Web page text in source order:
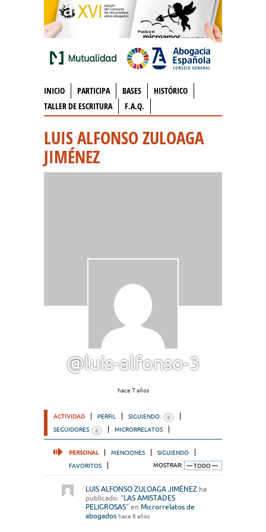
INICIO PARTICIPA BASES
HISTÓRICO
TALLER DE ESCRITURA
F.A.Q.
LUIS ALFONSO ZULOAGA
JIMÉNEZ
@luis-alfonso-3
hace 7 años
ACTIVIDAD PERFIL SIGUIENDO: 0
SEGUIDORES 0 MICRORRELATOS
PERSONAL MENCIONES
SIGUIENDO
FAVORITOS
MOSTRAR:
LUIS ALFONSO ZULOAGA JIMÉNEZ ha
publicado: " LAS AMISTADES
PELIGROSAS" en Microrrelatos de
abogados hace 8 años